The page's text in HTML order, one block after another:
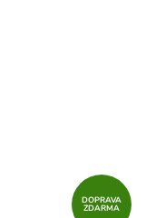
DOPRAVA
ZDARMA